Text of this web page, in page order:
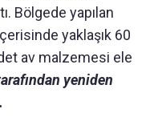
Bölgede yapılan
yaklaşık 60
av malzemesi ele
yeniden